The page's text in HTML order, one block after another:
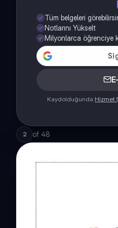
Tüm belgeleri
Notlarını Yükselt
Milyonlarca öğrenciye
Kaydolduğunda Hizmet
2 of 48